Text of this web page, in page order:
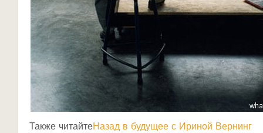
Также читайтеНазад в будущее с Ириной Вернинг